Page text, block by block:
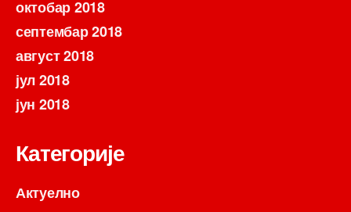
октобар 2018
септембар 2018
август 2018
јул 2018
јун 2018
Категорије
Актуелно